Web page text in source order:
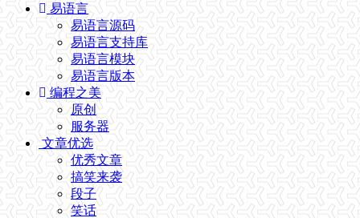
易语言
易语言源码
易语言支持库
易语言模块
易语言版本
编程之美
原创
服务器
文章优选
优秀文章
搞笑来袭
段子
笑话